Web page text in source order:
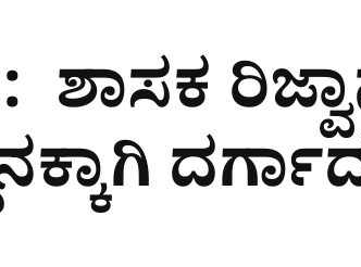
ಶಾಸಕ